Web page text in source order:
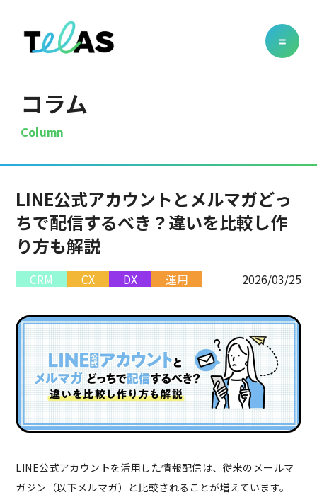
コラム
Column
LINE公式アカウントとメルマガどっ
ちで配信するべき？違いを比較し作
り方も解説
CRM CX DX 運用 2026/03/25
LINE公式アカウントを活用した情報配信は、従来のメールマ
ガジン（以下メルマガ）と比較されることが増えています。